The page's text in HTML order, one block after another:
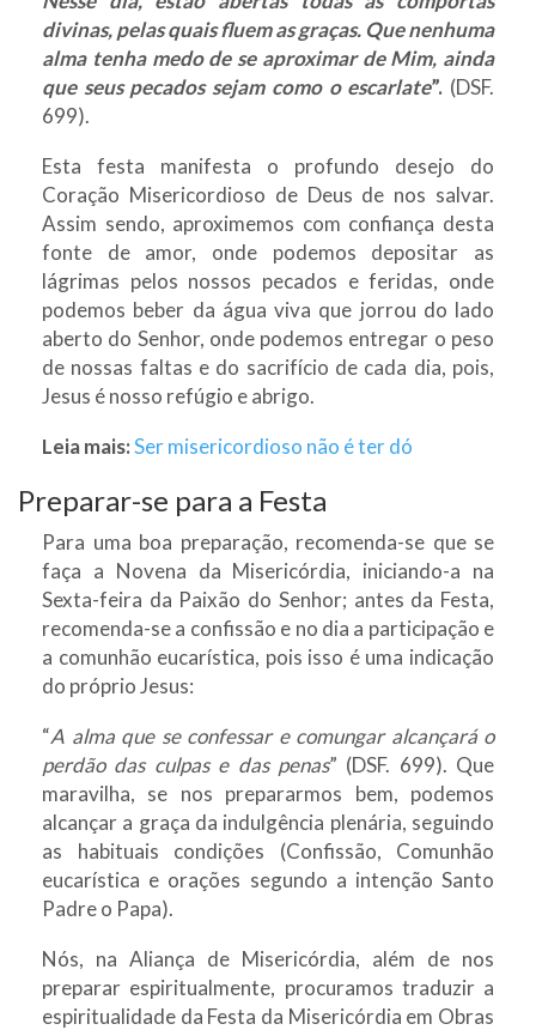
divinas, pelas quais fluem as graças. Que nenhuma
alma tenha medo de se aproximar de Mim, ainda
que seus pecados sejam como o escarlate”. (DSF.
699).
Esta festa manifesta o profundo desejo do
Coração Misericordioso de Deus de nos salvar.
Assim sendo, aproximemos com confiança desta
fonte de amor, onde podemos depositar as
lágrimas pelos nossos pecados e feridas, onde
podemos beber da água viva que jorrou do lado
aberto do Senhor, onde podemos entregar o peso
de nossas faltas e do sacrifício de cada dia, pois,
Jesus é nosso refúgio e abrigo.
Leia mais:Ser misericordioso não é ter dó
Preparar-se para a Festa
Para uma boa preparação, recomenda-se que se
faça a Novena da Misericórdia, iniciando-a na
Sexta-feira da Paixão do Senhor; antes da Festa,
recomenda-se a confissão e no dia a participação e
a comunhão eucarística, pois isso é uma indicação
do próprio Jesus:
“A alma que se confessar e comungar alcançará o
perdão das culpas e das penas” (DSF. 699). Que
maravilha, se nos prepararmos bem, podemos
alcançar a graça da indulgência plenária, seguindo
as habituais condições (Confissão, Comunhão
eucarística e orações segundo a intenção Santo
Padre o Papa).
Nós, na Aliança de Misericórdia, além de nos
preparar espiritualmente, procuramos traduzir a
espiritualidade da Festa da Misericórdia em Obras